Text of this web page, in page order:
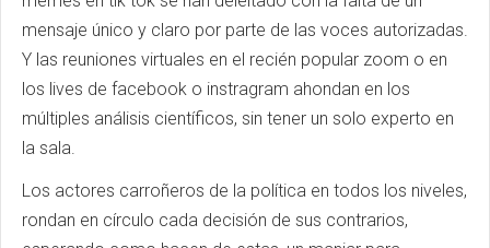
mensaje único y claro por parte de las voces autorizadas.
Y las reuniones virtuales en el recién popular zoom o en
los lives de facebook o instragram ahondan en los
múltiples análisis científicos, sin tener un solo experto en
la sala.
Los actores carroñeros de la política en todos los niveles,
rondan en círculo cada decisión de sus contrarios,